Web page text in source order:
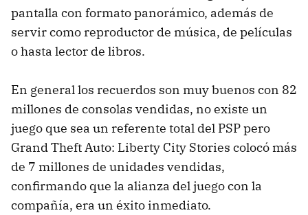
pantalla con formato panorámico, además de
servir como reproductor de música, de películas
o hasta lector de libros.
En general los recuerdos son muy buenos con 82
millones de consolas vendidas, no existe un
juego que sea un referente total del PSP pero
Grand Theft Auto: Liberty City Stories colocó más
de 7 millones de unidades vendidas,
confirmando que la alianza del juego con la
compañía, era un éxito inmediato.